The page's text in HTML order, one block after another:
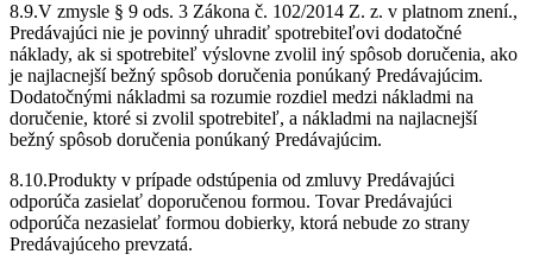
8.9.V zmysle § 9 ods. 3 Zákona č. 102/2014 Z. z. v platnom znení.,
Predávajúci nie je povinný uhradiť spotrebiteľovi dodatočné
náklady, ak si spotrebiteľ výslovne zvolil iný spôsob doručenia, ako
je najlacnejší bežný spôsob doručenia ponúkaný Predávajúcim.
Dodatočnými nákladmi sa rozumie rozdiel medzi nákladmi na
doručenie, ktoré si zvolil spotrebiteľ, a nákladmi na najlacnejší
bežný spôsob doručenia ponúkaný Predávajúcim.
8.10.Produkty v prípade odstúpenia od zmluvy Predávajúci
odporúča zasielať doporučenou formou. Tovar Predávajúci
odporúča nezasielať formou dobierky, ktorá nebude zo strany
Predávajúceho prevzatá.